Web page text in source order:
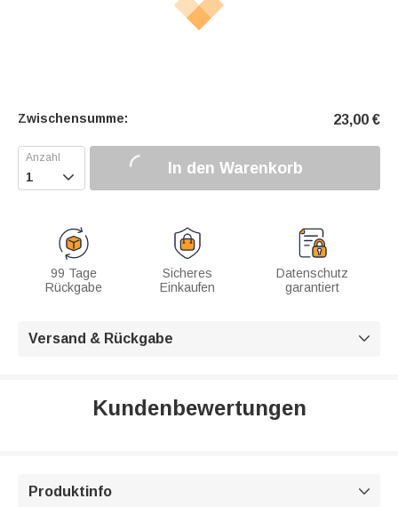
Zwischensumme: 23,00 €
 In den Warenkorb
99 Tage
Rückgabe
Sicheres
Einkaufen
Datenschutz
garantiert
Versand & Rückgabe 
Kundenbewertungen
Produktinfo 